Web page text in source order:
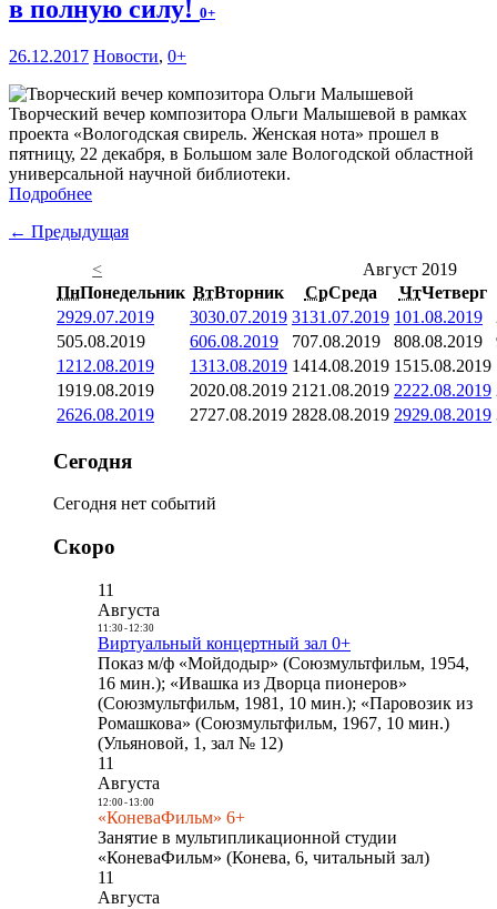
в полную силу! 0+
26.12.2017 Новости, 0+
Творческий вечер композитора Ольги Малышевой в рамках
проекта «Вологодская свирель. Женская нота» прошел в
пятницу, 22 декабря, в Большом зале Вологодской областной
универсальной научной библиотеки.
Подробнее
← Предыдущая
<
Август 2019
ПнПонедельник ВтВторник СрСреда ЧтЧетверг
2929.07.2019 3030.07.2019 3131.07.2019 101.08.2019
505.08.2019 606.08.2019 707.08.2019 808.08.2019
1212.08.2019 1313.08.2019 1414.08.2019 1515.08.2019
1919.08.2019 2020.08.2019 21 21.08.2019 2222.08.2019
2626.08.2019 2727.08.2019 2828.08.2019 2929.08.2019
Сегодня
Сегодня нет событий
Скоро
11
Августа
11:30- 12:30
Виртуальный концертный зал 0+
Показ м/ф «Мойдодыр» (Союзмультфильм, 1954,
16 мин.); «Ивашка из Дворца пионеров»
(Союзмультфильм, 1981, 10 мин.); «Паровозик из
Ромашкова» (Союзмультфильм, 1967, 10 мин.)
(Ульяновой, 1, зал № 12)
11
Августа
12:00- 13:00
«КоневаФильм» 6+
Занятие в мультипликационной студии
«КоневаФильм» (Конева, 6, читальный зал)
11
Августа